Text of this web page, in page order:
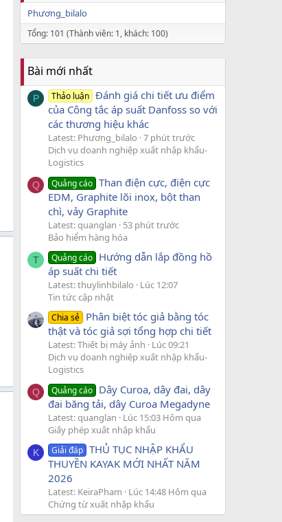
Phương_bilalo
Tổng: 101 (Thành viên: 1, khách: 100)
Bài mới nhất
P Thảo luận Đánh giá chi tiết ưu điểm
của Công tắc áp suất Danfoss so với
các thương hiệu khác
Latest: Phương_bilalo 7 phút trước
Dịch vụ doanh nghiệp xuất nhập khẩu-
Logistics
Q Quảng cáo Than điện cực, điện cực
EDM, Graphite lõi inox, bột than
chì, vảy Graphite
Latest: quanglan
53 phút trước
Bảo hiểm hàng hóa
T Quảng cáo Hướng dẫn lắp đồng hồ
áp suất chi tiết
Latest: thuylinhbilalo
Lúc 12:07
Tin tức cập nhật
Chia sẻ Phân biệt tóc giả bằng tóc
thật và tóc giả sợi tổng hợp chi tiết
Latest: Thiết bị máy ảnh
Lúc 09:21
Dịch vụ doanh nghiệp xuất nhập khẩu-
Logistics
Q Quảng cáo Dây Curoa, dây đai, dây
đai băng tải, dây Curoa Megadyne
Latest: quanglan
Lúc 15:03 Hôm qua
Giấy phép xuất nhập khẩu
K Giải đáp THỦ TỤC NHẬP KHẨU
THUYỀN KAYAK MỚI NHẤT NĂM
2026
Latest: KeiraPham
Lúc 14:48 Hôm qua
Chứng từ xuất nhập khẩu